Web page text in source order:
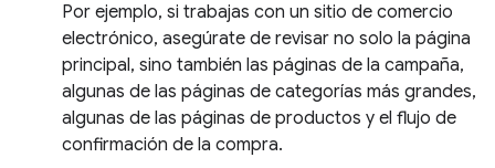
Por ejemplo, si trabajas con un sitio de comercio
electrónico, asegúrate de revisar no solo la página
principal, sino también las páginas de la campaña,
algunas de las páginas de categorías más grandes,
algunas de las páginas de productos y el flujo de
confirmación de la compra.